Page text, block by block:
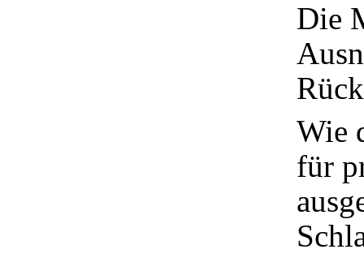
Die
Wie
für